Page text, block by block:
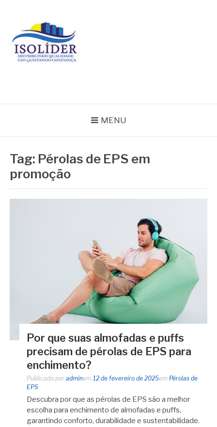
conteúdo
MENU
Tag: Pérolas de EPS em
promoção
Por que suas almofadas e puffs
precisam de pérolas de EPS para
enchimento?
Publicado por adminem 12 de fevereiro de 2025em Pérolas de
EPS
Descubra por que as pérolas de EPS são a melhor
escolha para enchimento de almofadas e puffs,
garantindo conforto, durabilidade e sustentabilidade.